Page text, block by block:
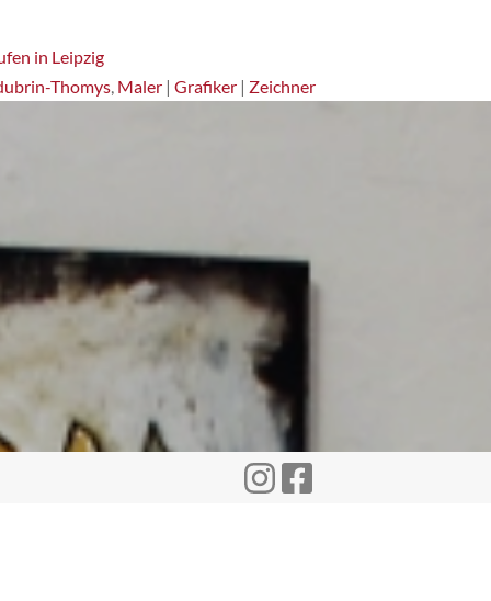
in Leipzig
Thomys, Maler | Grafiker | Zeichner